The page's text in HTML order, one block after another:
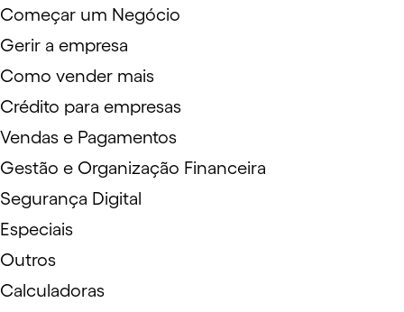
Começar um Negócio
Gerir a empresa
Como vender mais
Crédito para empresas
Vendas e Pagamentos
Gestão e Organização Financeira
Segurança Digital
Especiais
Outros
Calculadoras